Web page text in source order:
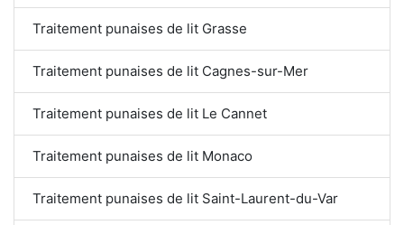
Traitement punaises de lit Grasse
Traitement punaises de lit Cagnes-sur-Mer
Traitement punaises de lit Le Cannet
Traitement punaises de lit Monaco
Traitement punaises de lit Saint-Laurent-du-Var